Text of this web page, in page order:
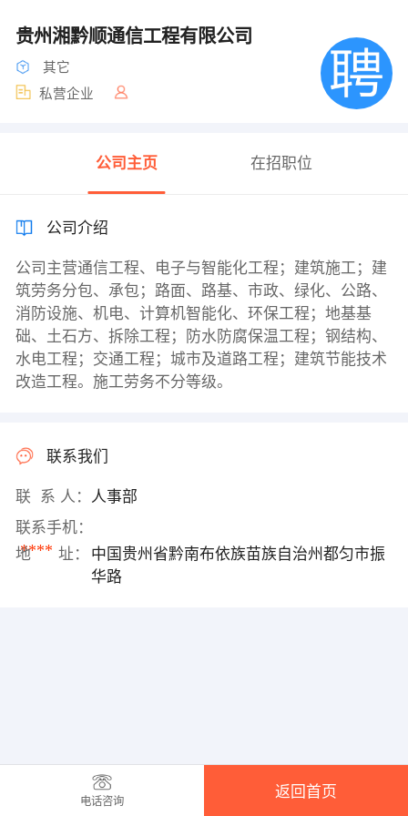
贵州湘黔顺通信工程有限公司
其它
私营企业
公司主页 在招职位
公司介绍
公司主营通信工程、电子与智能化工程；建筑施工；建
筑劳务分包、承包；路面、路基、市政、绿化、公路、
消防设施、机电、计算机智能化、环保工程；地基基
础、土石方、拆除工程；防水防腐保温工程；钢结构、
水电工程；交通工程；城市及道路工程；建筑节能技术
改造工程。施工劳务不分等级。
联系我们
联 系 人： 人事部
联系手机：
****
地 址：
中国贵州省黔南布依族苗族自治州都匀市振
华路
电话咨询
返回首页